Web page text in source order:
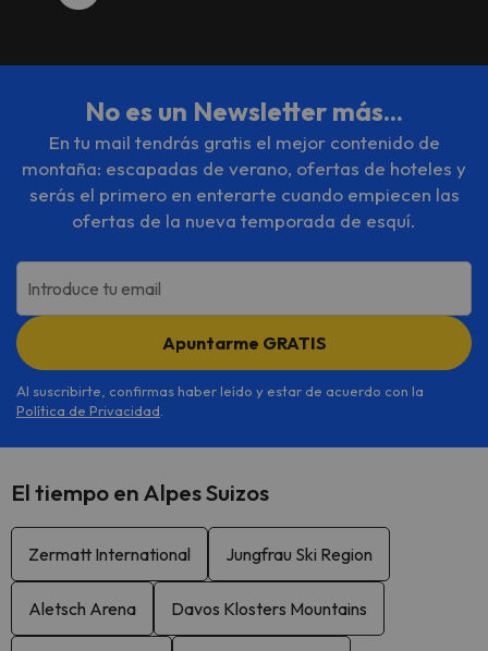
No es un Newsletter más...
En tu mail tendrás gratis el mejor contenido de
montaña: escapadas de verano, ofertas de hoteles y
serás el primero en enterarte cuando empiecen las
ofertas de la nueva temporada de esquí.
Introduce tu email
Apuntarme GRATIS
Al suscribirte, confirmas haber leído y estar de acuerdo con la
Política de Privacidad
El tiempo en Alpes Suizos
Zermatt International Jungfrau Ski Region
Aletsch Arena Davos Klosters Mountains